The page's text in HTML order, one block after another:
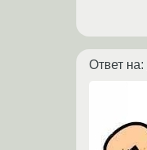
Ответ на: